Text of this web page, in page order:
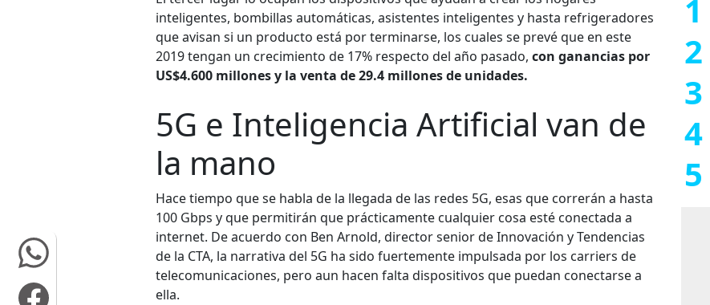
inteligentes, bombillas automáticas, asistentes inteligentes y hasta refrigeradores
que avisan si un producto está por terminarse, los cuales se prevé que en este
2019 tengan un crecimiento de 17% respecto del año pasado, con ganancias por
US$4.600 millones y la venta de 29.4 millones de unidades.
5G e Inteligencia Artificial van de
la mano
Hace tiempo que se habla de la llegada de las redes 5G, esas que correrán a hasta
100 Gbps y que permitirán que prácticamente cualquier cosa esté conectada a
internet. De acuerdo con Ben Arnold, director senior de Innovación y Tendencias
de la CTA, la narrativa del 5G ha sido fuertemente impulsada por los carriers de
telecomunicaciones, pero aun hacen falta dispositivos que puedan conectarse a
ella.
1
2
3
4
5